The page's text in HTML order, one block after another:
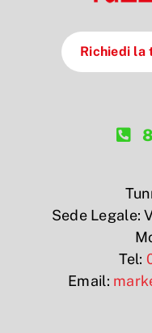
Richiedi la
Sede Legale:
Tel:
Email: